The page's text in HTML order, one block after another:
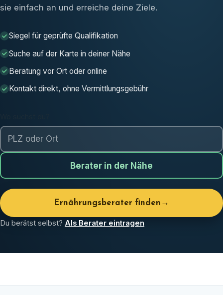
sie einfach an und erreiche deine Ziele.
Siegel für geprüfte Qualifikation
Suche auf der Karte in deiner Nähe
Beratung vor Ort oder online
Kontakt direkt, ohne Vermittlungsgebühr
Berater in der Nähe
Ernährungsberater finden →
Du berätst selbst? Als Berater eintragen